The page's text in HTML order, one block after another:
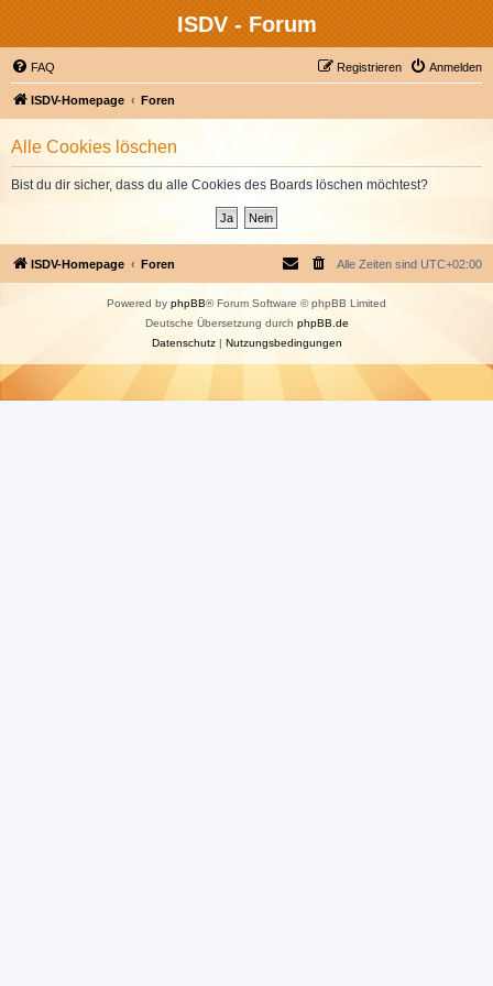
ISDV - Forum
FAQ Anmelden
Registrieren
ISDV-Homepage Foren
Alle Cookies löschen
Bist du dir sicher, dass du alle Cookies des Boards löschen möchtest?
ISDV-Homepage Foren Alle Zeiten sind UTC+02:00
Powered by phpBB® Forum Software © phpBB Limited
Deutsche Übersetzung durch phpBB.de
Datenschutz| Nutzungsbedingungen